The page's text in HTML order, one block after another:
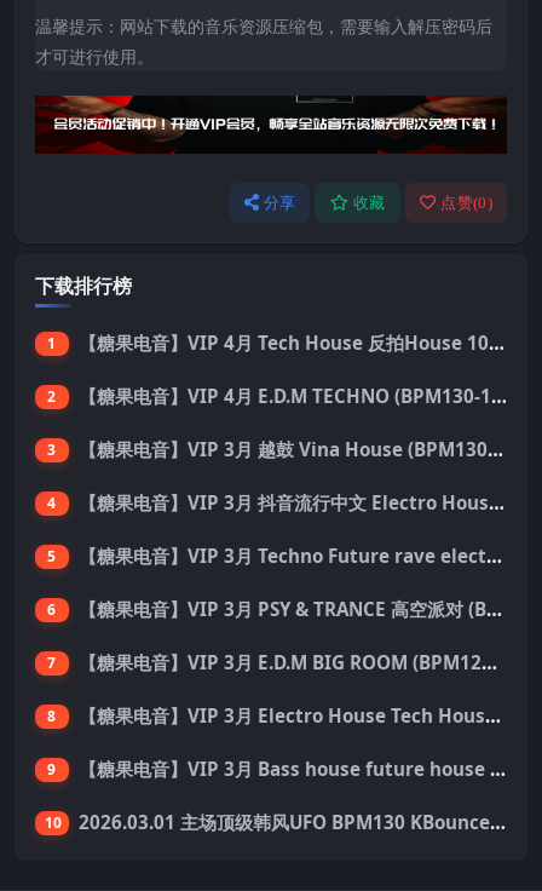
温馨提示：网站下载的音乐资源压缩包，需要输入解压密码后
才可进行使用。
分享 收藏 点赞(0)
下载排行榜
1 【糖果电音】VIP 4月 Tech House 反拍House 100首 Pack
2 【糖果电音】VIP 4月 E.D.M TECHNO (BPM130-150) 国内外优秀制作人ID 137首 Pack
3 【糖果电音】VIP 3月 越鼓 Vina House (BPM130-140) 33首 Pack
4 【糖果电音】VIP 3月 抖音流行中文 Electro House 227首 Pack
5 【糖果电音】VIP 3月 Techno Future rave electro hard dance 136首 Pack
6 【糖果电音】VIP 3月 PSY & TRANCE 高空派对 (BPM138-150) 55首 Pack
7 【糖果电音】VIP 3月 E.D.M BIG ROOM (BPM128-140) 外网资源 149首 Pack
8 【糖果电音】VIP 3月 Electro House Tech House 200首 Pack
9 【糖果电音】VIP 3月 Bass house future house Tech house 155首 Pack
10 2026.03.01 主场顶级韩风UFO BPM130 KBounce&Techno&House心动派对思路（附点位图）